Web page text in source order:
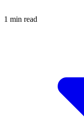
1 min read